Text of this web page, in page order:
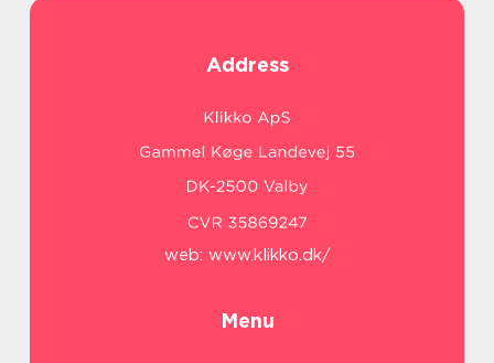
Address
web: www.klikko.dk/
Menu